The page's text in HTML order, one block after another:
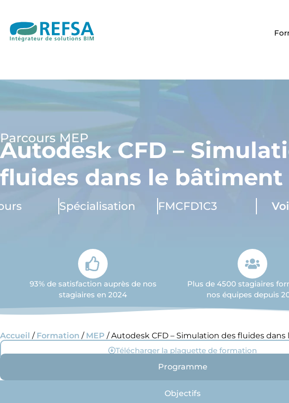
Parcours MEP
Autodesk CFD –
fluides dans le bâtiment
Spécialisation FMCFD1C3
93% de satisfaction auprès de nos
stagiaires en 2024
Plus de 4500 stagiaires
nos équipes depuis
Accueil / Formation / MEP / Autodesk CFD – Simulation des fluides
Télécharger la plaquette de formation
Programme
Objectifs